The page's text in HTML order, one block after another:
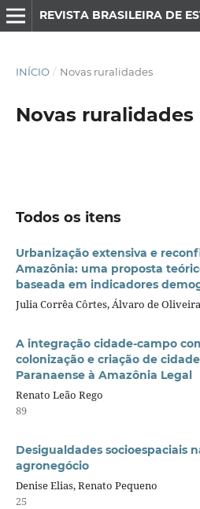
INÍCIO / Novas ruralidades
Novas ruralidades
Todos os itens
Urbanização extensiva e
Amazônia: uma proposta
baseada em indicadores
Julia Corrêa Côrtes, Álvaro de
A integração cidade-campo
colonização e criação de
Paranaense à Amazônia Legal
Renato Leão Rego
89
Desigualdades socioespaciais
agronegócio
Denise Elias, Renato Pequeno
25